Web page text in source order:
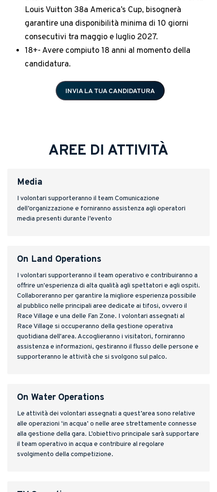
Louis Vuitton 38a America’s Cup, bisognerà
garantire una disponibilità minima di 10 giorni
consecutivi tra maggio e luglio 2027.
18+- Avere compiuto 18 anni al momento della
candidatura.
INVIA LA TUA CANDIDATURA
AREE DI ATTIVITÀ
Media
I volontari supporteranno il team Comunicazione
dell’organizzazione e forniranno assistenza agli operatori
media presenti durante l’evento
On Land Operations
I volontari supporteranno il team operativo e contribuiranno a
offrire un'esperienza di alta qualità agli spettatori e agli ospiti.
Collaboreranno per garantire la migliore esperienza possibile
al pubblico nelle principali aree dedicate ai tifosi, ovvero il
Race Village e una delle Fan Zone. I volontari assegnati al
Race Village si occuperanno della gestione operativa
quotidiana dell'area. Accoglieranno i visitatori, forniranno
assistenza e informazioni, gestiranno il flusso delle persone e
supporteranno le attività che si svolgono sul palco.
On Water Operations
Le attività dei volontari assegnati a quest’area sono relative
alle operazioni ‘in acqua’ o nelle aree strettamente connesse
alla gestione della gara. L’obiettivo principale sarà supportare
il team operativo in acqua e contribuire al regolare
svolgimento della competizione.